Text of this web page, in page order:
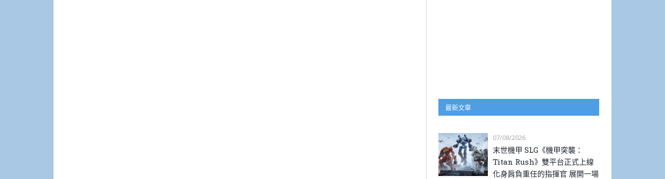
最新文章
07/08/2026
末世機甲 SLG《機甲突襲：
Titan Rush》雙平台正式上線
化身肩負重任的指揮官 展開一場